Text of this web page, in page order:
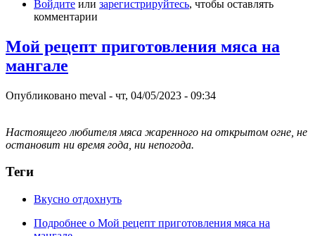
Войдите или зарегистрируйтесь, чтобы оставлять
комментарии
Мой рецепт приготовления мяса на
мангале
Опубликовано meval - чт, 04/05/2023 - 09:34
Настоящего любителя мяса жаренного на открытом огне, не
остановит ни время года, ни непогода.
Теги
Вкусно отдохнуть
Подробнее о Мой рецепт приготовления мяса на